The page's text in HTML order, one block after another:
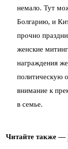
немало. Тут
Болгарию, и
прочно
женские
награждения
политическую
внимание к
в семье.
Читайте также —